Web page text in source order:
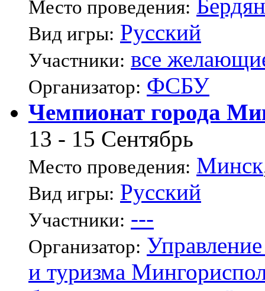
Место проведения:
Вид игры: Русский
Участники: все
Организатор: ФСБУ
Чемпионат города
13 - 15 Сентябрь
Место проведения: Минск
Вид игры: Русский
Участники: ---
Организатор:
и туризма